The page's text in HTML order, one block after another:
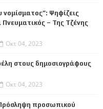
νομίσματος”: Ψηφίζεις
– Της Τζένης
Οκτ 04, 2023
στους δημοσιογράφους
Οκτ 04, 2023
προσωπικού